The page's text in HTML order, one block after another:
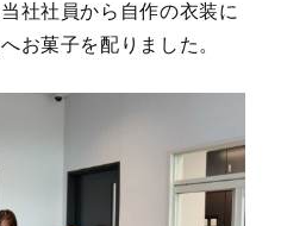
社社員から自作の衣装に
お菓子を配りました。